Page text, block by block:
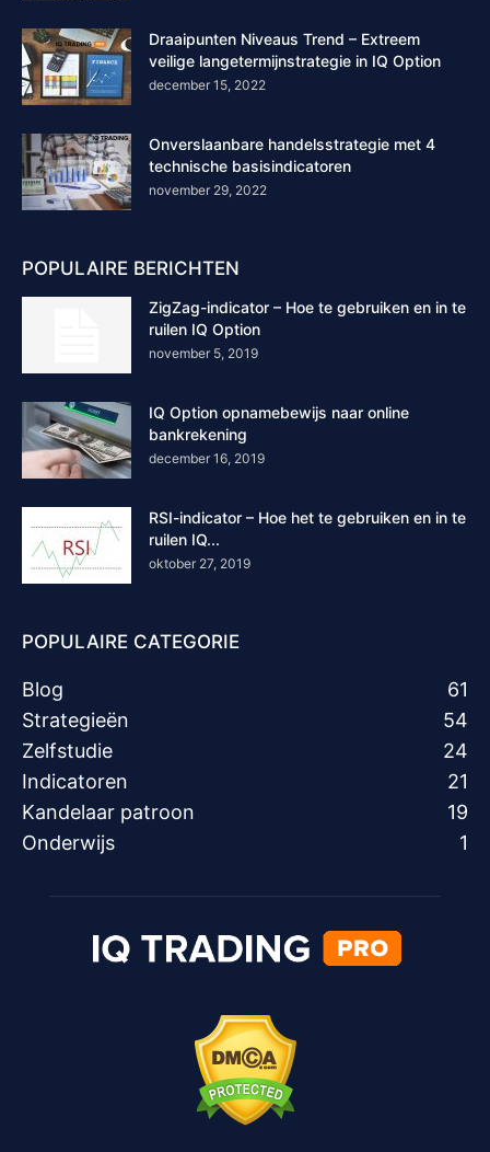
Draaipunten Niveaus Trend – Extreem
veilige langetermijnstrategie in IQ Option
december 15, 2022
Onverslaanbare handelsstrategie met 4
technische basisindicatoren
november 29, 2022
POPULAIRE BERICHTEN
ZigZag-indicator – Hoe te gebruiken en in te
ruilen IQ Option
november 5, 2019
IQ Option opnamebewijs naar online
bankrekening
december 16, 2019
RSI-indicator – Hoe het te gebruiken en in te
ruilen IQ...
oktober 27, 2019
POPULAIRE CATEGORIE
Blog
61
Strategieën
54
Zelfstudie
24
Indicatoren
21
Kandelaar patroon
19
Onderwijs
1